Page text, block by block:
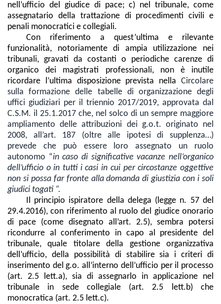
nell’ufficio del giudice di pace; c) nel tribunale, come
assegnatario della trattazione di procedimenti civili e
penali monocratici e collegiali.
Con riferimento a quest’ultima e rilevante
funzionalità, notoriamente di ampia utilizzazione nei
tribunali, gravati da costanti o periodiche carenze di
organico dei magistrati professionali, non è inutile
ricordare l’ultima disposizione prevista nella Circolare
sulla formazione delle tabelle di organizzazione degli
uffici giudiziari per il triennio 2017/2019, approvata dal
C.S.M. il 25.1.2017 che, nel solco di un sempre maggiore
ampliamento delle attribuzioni dei g.o.t. originato nel
2008, all’art. 187 (oltre alle ipotesi di supplenza…)
prevede che può essere loro assegnato un ruolo
autonomo “in caso di significative vacanze nell’organico
dell’ufficio o in tutti i casi in cui per circostanze oggettive
non si possa far fronte alla domanda di giustizia con i soli
giudici togati “.
Il principio ispiratore della delega (legge n. 57 del
29.4.2016), con riferimento al ruolo del giudice onorario
di pace (come disegnato all’art. 2.5), sembra potersi
ricondurre al conferimento in capo al presidente del
tribunale, quale titolare della gestione organizzativa
dell’ufficio, della possibilità di stabilire sia i criteri di
inserimento del g.o. all’interno dell’ufficio per il processo
(art. 2.5 lett.a), sia di assegnarlo in applicazione nel
tribunale in sede collegiale (art. 2.5 lett.b) che
monocratica (art. 2.5 lett.c).